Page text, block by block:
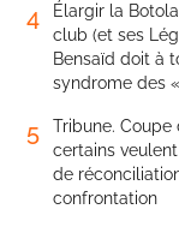
4
Élargir la
club (et ses
Bensaïd doit à
syndrome des
5
Tribune. Coupe
certains
de
confrontation